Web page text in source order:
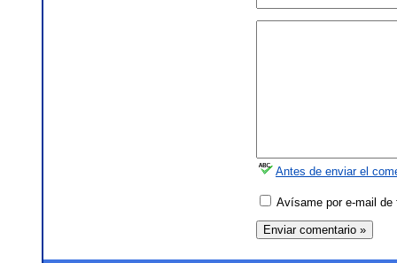
Antes de enviar el
Avísame por e-mail de